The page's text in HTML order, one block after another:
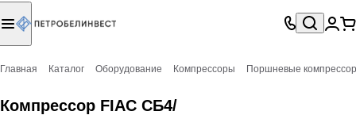
Главная Каталог Оборудование Компрессоры Поршневые
Компрессор FIAC СБ4/